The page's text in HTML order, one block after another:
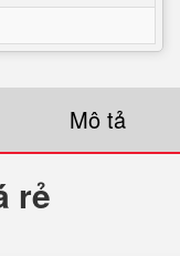
Mô tả
rẻ